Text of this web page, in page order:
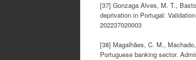
[37] Gonzaga Alves, M. T.,
deprivation in Portugal:
202237020003
[38] Magalhães, C. M.,
Portuguese banking sector.